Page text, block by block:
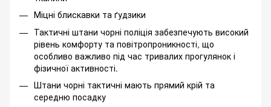
Міцні блискавки та ґудзики
Тактичні штани чорні поліція забезпечують високий
рівень комфорту та повітропроникності, що
особливо важливо під час тривалих прогулянок і
фізичної активності.
Штани чорні тактичні мають прямий крій та
середню посадку